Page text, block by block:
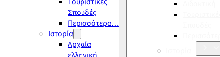
Σπουδές
Περισσότερα…
Ιστορία
Αρχαία